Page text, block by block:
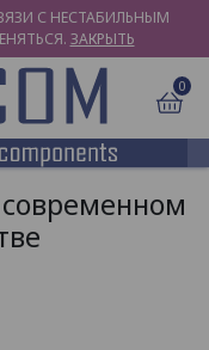
С НЕСТАБИЛЬНЫМ
ЗАКРЫТЬ
0